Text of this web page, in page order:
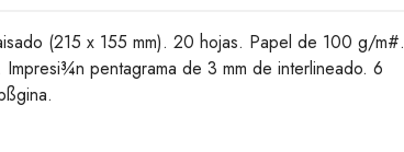
(215 x 155 mm). 20 hojas. Papel de 100 g/m#.
Impresi¾n pentagrama de 3 mm de interlineado. 6